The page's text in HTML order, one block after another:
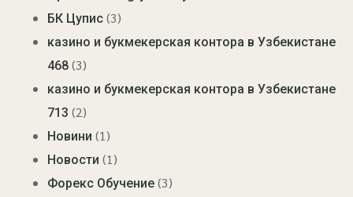
БК Цупис (3)
казино и букмекерская контора в Узбекистане
468 (3)
казино и букмекерская контора в Узбекистане
713 (2)
Новини (1)
Новости (1)
Форекс Обучение (3)